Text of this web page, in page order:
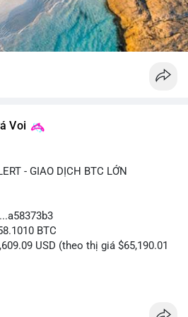
#tichluydaihan #mempoolbtc
Voi
- GIAO DỊCH BTC LỚN
BTC
USD (theo thị giá $65,190.01